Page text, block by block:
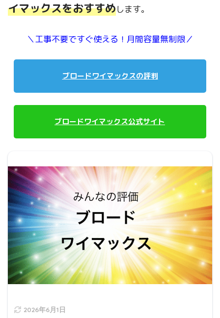
イマックスをおすすめします。
＼工事不要ですぐ使える！月間容量無制限／
ブロードワイマックスの評判
ブロードワイマックス公式サイト
2026年6月1日